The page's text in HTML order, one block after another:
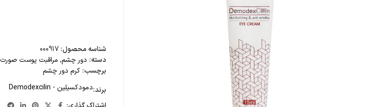
شناسه محصول: 000917
دسته: دور چشم, مراقبت پوست صورت
برچسب: کرم دور چشم
برند:دمودکسیلین - Demodexcilin